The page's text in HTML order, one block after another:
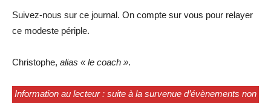
Suivez-nous sur ce journal. On compte sur vous pour relayer
ce modeste périple.
Christophe, alias « le coach ».
Information au lecteur : suite à la survenue d’évènements non